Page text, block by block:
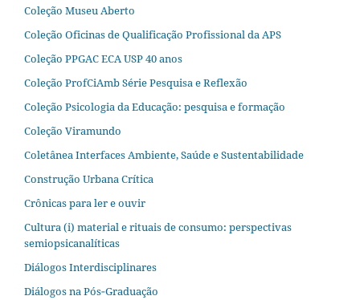
Coleção Museu Aberto
Coleção Oficinas de Qualificação Profissional da APS
Coleção PPGAC ECA USP 40 anos
Coleção ProfCiAmb Série Pesquisa e Reflexão
Coleção Psicologia da Educação: pesquisa e formação
Coleção Viramundo
Coletânea Interfaces Ambiente, Saúde e Sustentabilidade
Construção Urbana Crítica
Crônicas para ler e ouvir
Cultura (i) material e rituais de consumo: perspectivas
semiopsicanalíticas
Diálogos Interdisciplinares
Diálogos na Pós‐Graduação